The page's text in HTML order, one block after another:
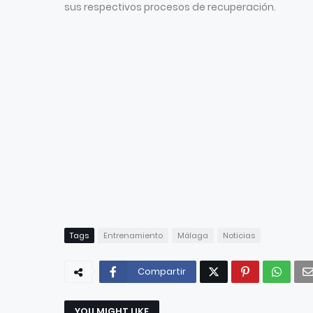
sus respectivos procesos de recuperación.
Tags Entrenamiento Málaga Noticias
Compartir